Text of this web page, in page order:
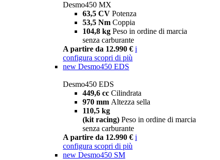
Desmo450 MX
63,5 CV Potenza
53,5 Nm Coppia
104,8 kg Peso in ordine di marcia
senza carburante
A partire da 12.990 € i
configura scopri di più
new Desmo450 EDS
Desmo450 EDS
449,6 cc Cilindrata
970 mm Altezza sella
110,5 kg
(kit racing) Peso in ordine di marcia
senza carburante
A partire da 12.990 € i
configura scopri di più
new Desmo450 SM